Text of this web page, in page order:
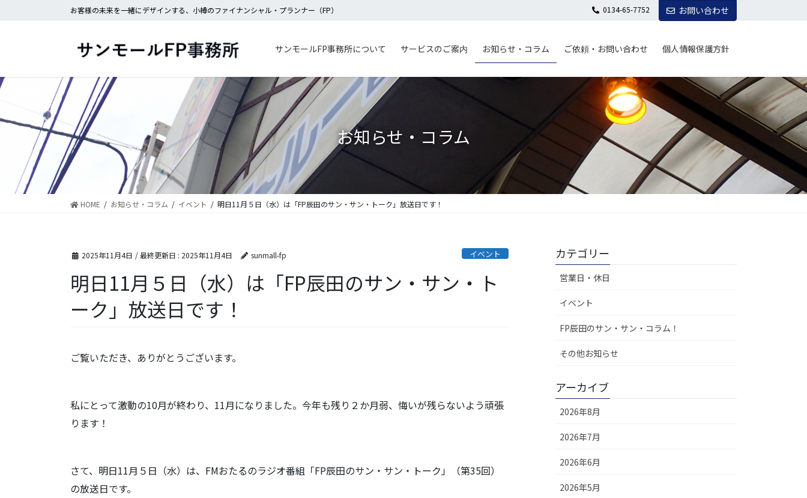
ン
に
移
ビ
ョ
ン
移
お客様の未来を一緒にデザインする、小樽のファイナンシャル・プランナー（FP） 0134-65-7752 お問い合わせ
サンモールFP事務所について サービスのご案内 お知らせ・コラム ご依頼・お問い合わせ 個人情報保護方針
お知らせ・コラム
HOME お知らせ・コラム イベント 明日11月５日（水）は「FP辰田のサン・サン・トーク」放送日です！
2025年11月4日 / 最終更新日 : 2025年11月4日 sunmall-fp イベント
明日11月５日（水）は「FP辰田のサン・サン・ト
ーク」放送日です！
ご覧いただき、ありがとうございます。
私にとって激動の10月が終わり、11月になりました。今年も残り２か月弱、悔いが残らないよう頑張
ります！
さて、明日11月５日（水）は、FMおたるのラジオ番組「FP辰田のサン・サン・トーク」（第35回）
の放送日です。
カテゴリー
営業日・休日
イベント
FP辰田のサン・サン・コラム！
その他お知らせ
アーカイブ
2026年8月
2026年7月
2026年6月
2026年5月